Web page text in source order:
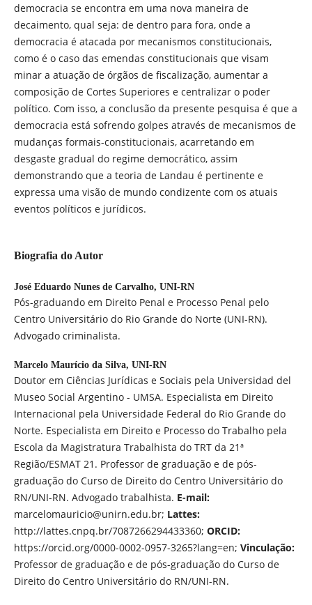
democracia se encontra em uma nova maneira de
decaimento, qual seja: de dentro para fora, onde a
democracia é atacada por mecanismos constitucionais,
como é o caso das emendas constitucionais que visam
minar a atuação de órgãos de fiscalização, aumentar a
composição de Cortes Superiores e centralizar o poder
político. Com isso, a conclusão da presente pesquisa é que a
democracia está sofrendo golpes através de mecanismos de
mudanças formais-constitucionais, acarretando em
desgaste gradual do regime democrático, assim
demonstrando que a teoria de Landau é pertinente e
expressa uma visão de mundo condizente com os atuais
eventos políticos e jurídicos.
Biografia do Autor
José Eduardo Nunes de Carvalho, UNI-RN
Pós-graduando em Direito Penal e Processo Penal pelo
Centro Universitário do Rio Grande do Norte (UNI-RN).
Advogado criminalista.
Marcelo Maurício da Silva, UNI-RN
Doutor em Ciências Jurídicas e Sociais pela Universidad del
Museo Social Argentino - UMSA. Especialista em Direito
Internacional pela Universidade Federal do Rio Grande do
Norte. Especialista em Direito e Processo do Trabalho pela
Escola da Magistratura Trabalhista do TRT da 21ª
Região/ESMAT 21. Professor de graduação e de pós-
graduação do Curso de Direito do Centro Universitário do
RN/UNI-RN. Advogado trabalhista. E-mail:
marcelomauricio@unirn.edu.br; Lattes:
http://lattes.cnpq.br/7087266294433360; ORCID:
https://orcid.org/0000-0002-0957-3265?lang=en; Vinculação:
Professor de graduação e de pós-graduação do Curso de
Direito do Centro Universitário do RN/UNI-RN.